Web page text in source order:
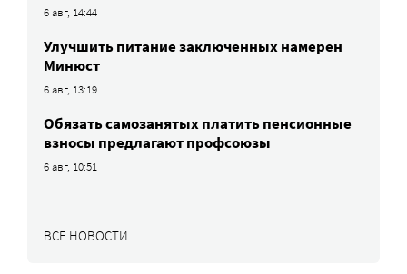
6 авг, 14:44
Улучшить питание заключенных намерен
Минюст
6 авг, 13:19
Обязать самозанятых платить пенсионные
взносы предлагают профсоюзы
6 авг, 10:51
ВСЕ НОВОСТИ